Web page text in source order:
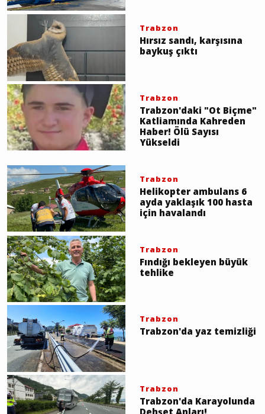
Trabzon
Hırsız sandı, karşısına
baykuş çıktı
Trabzon
Trabzon'daki "Ot Biçme"
Katliamında Kahreden
Haber! Ölü Sayısı
Yükseldi
Trabzon
Helikopter ambulans 6
ayda yaklaşık 100 hasta
için havalandı
Trabzon
Fındığı bekleyen büyük
tehlike
Trabzon
Trabzon'da yaz temizliği
Trabzon
Trabzon'da Karayolunda
Dehşet Anları!